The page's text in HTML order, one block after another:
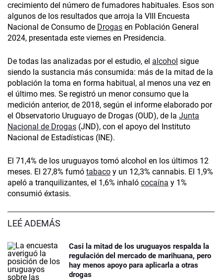
crecimiento del número de fumadores habituales. Esos son
algunos de los resultados que arroja la VIII Encuesta
Nacional de Consumo de Drogas en Población General
2024, presentada este viernes en Presidencia.
De todas las analizadas por el estudio, el alcohol sigue
siendo la sustancia más consumida: más de la mitad de la
población la toma en forma habitual, al menos una vez en
el último mes. Se registró un menor consumo que la
medición anterior, de 2018, según el informe elaborado por
el Observatorio Uruguayo de Drogas (OUD), de la Junta
Nacional de Drogas (JND), con el apoyo del Instituto
Nacional de Estadísticas (INE).
El 71,4% de los uruguayos tomó alcohol en los últimos 12
meses. El 27,8% fumó tabaco y un 12,3% cannabis. El 1,9%
apeló a tranquilizantes, el 1,6% inhaló cocaína y 1%
consumió éxtasis.
LEÉ ADEMÁS
Casi la mitad de los uruguayos respalda la
regulación del mercado de marihuana, pero
hay menos apoyo para aplicarla a otras
drogas